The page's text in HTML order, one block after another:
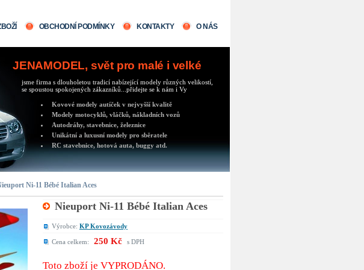
OBCHODNÍ PODMÍNKY KONTAKTY O NÁS
JENAMODEL, svět pro malé i velké
jsme firma s dlouholetou tradicí nabízející modely různých velikostí,
se spoustou spokojených zákazníků...přidejte se k nám i Vy
Kovové modely autíček v nejvyšší kvalitě
Modely motocyklů, vláčků, nákladních vozů
Autodráhy, stavebnice, železnice
Unikátní a luxusní modely pro sběratele
RC stavebnice, hotová auta, buggy atd.
Ni-11 Bébé Italian Aces
Nieuport Ni-11 Bébé Italian Aces
Výrobce: KP Kovozávody
Cena celkem: 250 Kč s DPH
Toto zboží je VYPRODÁNO.